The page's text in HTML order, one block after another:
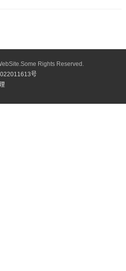
Rights Reserved.
号